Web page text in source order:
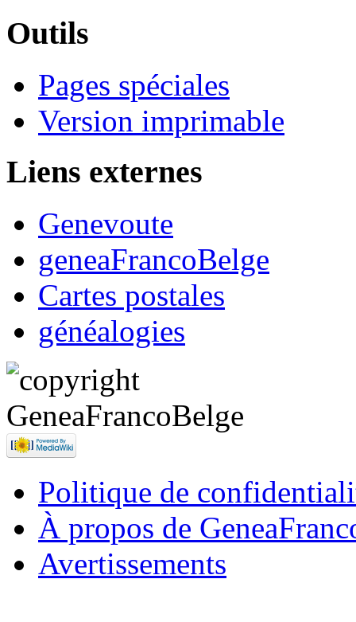
Outils
Pages spéciales
Version imprimable
Liens externes
Genevoute
geneaFrancoBelge
Cartes postales
généalogies
Politique de
À propos de
Avertissements